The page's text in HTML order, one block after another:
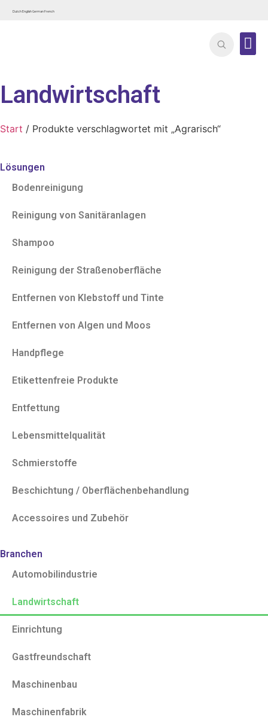
Dutch English German French
Landwirtschaft
Start / Produkte verschlagwortet mit „Agrarisch“
Lösungen
Bodenreinigung
Reinigung von Sanitäranlagen
Shampoo
Reinigung der Straßenoberfläche
Entfernen von Klebstoff und Tinte
Entfernen von Algen und Moos
Handpflege
Etikettenfreie Produkte
Entfettung
Lebensmittelqualität
Schmierstoffe
Beschichtung / Oberflächenbehandlung
Accessoires und Zubehör
Branchen
Automobilindustrie
Landwirtschaft
Einrichtung
Gastfreundschaft
Maschinenbau
Maschinenfabrik